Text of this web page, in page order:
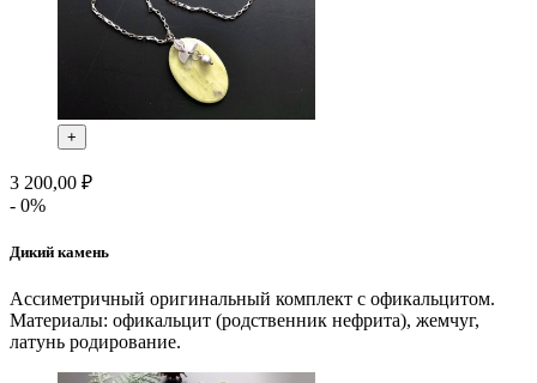
+
3 200,00 ₽
- 0%
Дикий камень
Ассиметричный оригинальный комплект с офикальцитом.
Материалы: офикальцит (родственник нефрита), жемчуг,
латунь родирование.